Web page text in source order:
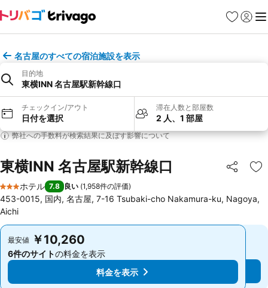
お気に入り
ログイ
メ
名古屋のすべての宿泊施設を表示
目的地
東横INN 名古屋駅新幹線口
チェックイン/アウト
日付を選択
滞在人数と部屋数
2 人、1 部屋
弊社への手数料が検索結果に及ぼす影響について
東横INN 名古屋駅新幹線口 シェア
お
3 ホテルのランク
ホテル 7.8 良い (1,958件の評価)
453-0015, 国内, 名古屋, 7-16 Tsubaki-cho Nakamura-ku, Nagoya,
Aichi
最安値 ￥10,260
6件のサイトの料金を表示
料金を表示
最安値 ￥10,260
6件のサイトの料金を表示
料金を表示